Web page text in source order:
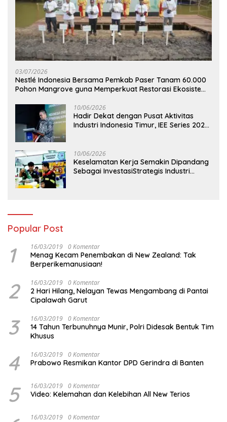
03/07/2026
Nestlé Indonesia Bersama Pemkab Paser Tanam 60.000
Pohon Mangrove guna Memperkuat Restorasi Ekosistem
10/06/2026
Hadir Dekat dengan Pusat Aktivitas
Industri Indonesia Timur, IEE Series 2026
10/06/2026
Keselamatan Kerja Semakin Dipandang
Sebagai InvestasiStrategis Industri
Popular Post
1 16/03/2019 0 Komentar
Menag Kecam Penembakan di New Zealand: Tak
Berperikemanusiaan!
2 16/03/2019 0 Komentar
2 Hari Hilang, Nelayan Tewas Mengambang di Pantai
Cipalawah Garut
3 16/03/2019 0 Komentar
14 Tahun Terbunuhnya Munir, Polri Didesak Bentuk Tim
Khusus
4 16/03/2019 0 Komentar
Prabowo Resmikan Kantor DPD Gerindra di Banten
5 16/03/2019 0 Komentar
Video: Kelemahan dan Kelebihan All New Terios
16/03/2019 0 Komentar